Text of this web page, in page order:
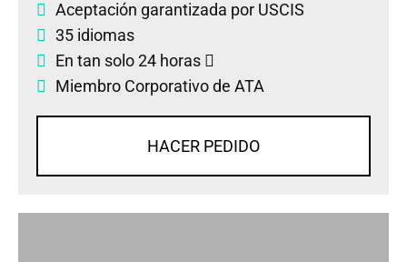
Aceptación garantizada por USCIS
35 idiomas
En tan solo 24 horas
Miembro Corporativo de ATA
HACER PEDIDO